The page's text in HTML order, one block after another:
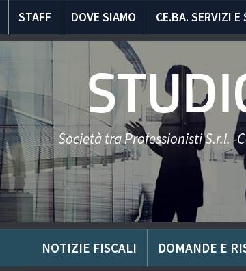
STAFF DOVE SIAMO CE.BA. SERVIZI
Società tra Professionisti S.r.l.
NOTIZIE FISCALI DOMANDE E